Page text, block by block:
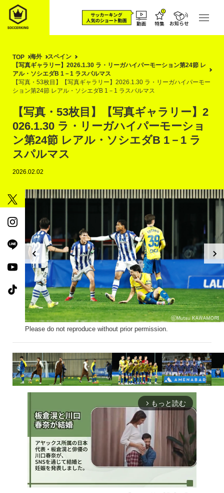
TOP 海外
スペイン
【写真ギャラリー】2026.1.30 ラ・リーガハイパーモーション第24節 レ
アル・ソシエダB 1－1 ラスパルマス
【写真・53枚目】【写真ギャラリー】2026.1.30 ラ・リーガハイパーモー
ション第24節 レアル・ソシエダB 1－1 ラスパルマス
【写真・53枚目】【写真ギャラリー】2
026.1.30 ラ・リーガハイパーモーショ
ン第24節 レアル・ソシエダB 1－1 ラ
スパルマス
2026.02.02
Please do not reproduce without prior permission.
arrow_forward_ios もっと読む